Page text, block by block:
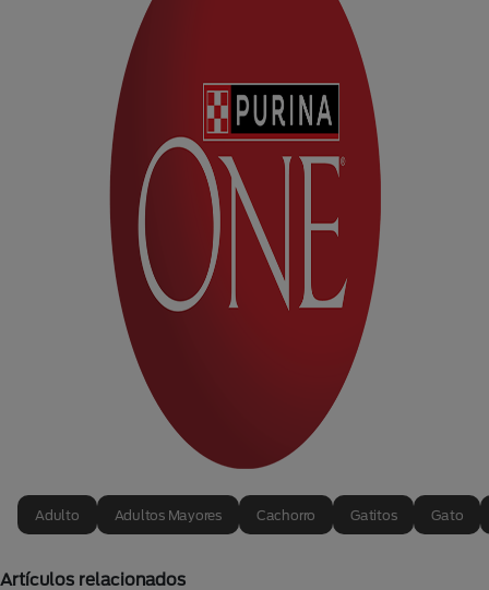
Adulto Adultos Mayores Cachorro Gatitos Gato
Artículos relacionados